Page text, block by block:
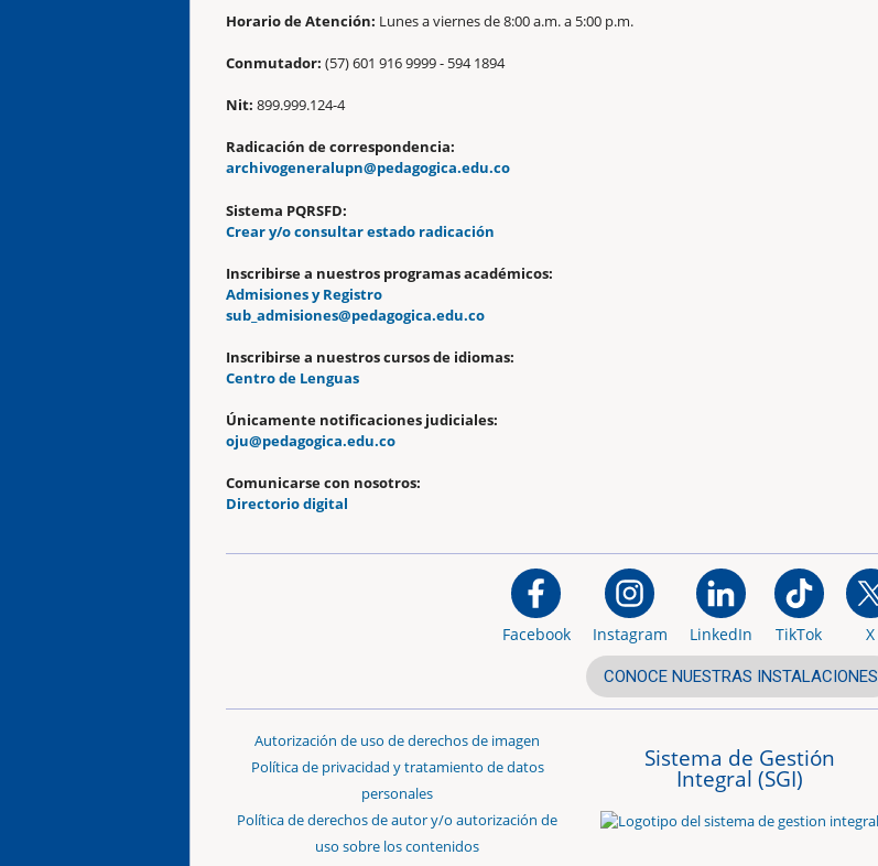
Horario de Atención: Lunes a viernes de 8:00 a.m. a 5:00 p.m.
Conmutador: (57) 601 916 9999 - 594 1894
Nit: 899.999.124-4
Radicación de correspondencia:
archivogeneralupn@pedagogica.edu.co
Sistema PQRSFD:
Crear y/o consultar estado radicación
Inscribirse a nuestros programas académicos:
Admisiones y Registro
sub_admisiones@pedagogica.edu.co
Inscribirse a nuestros cursos de idiomas:
Centro de Lenguas
Únicamente notificaciones judiciales:
oju@pedagogica.edu.co
Comunicarse con nosotros:
Directorio digital
Facebook Instagram LinkedIn TikTok X
CONOCE NUESTRAS INSTALACIONES
Autorización de uso de derechos de imagen
Política de privacidad y tratamiento de datos
personales
Política de derechos de autor y/o autorización de
uso sobre los contenidos
Sistema de Gestión
Integral (SGI)